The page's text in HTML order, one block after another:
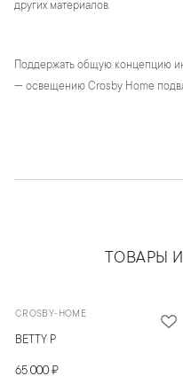
других материалов.
Поддержать общую концепцию
— освещению Crosby Home
ТОВАРЫ
CROSBY-HOME
BETTY P
65 000 ₽